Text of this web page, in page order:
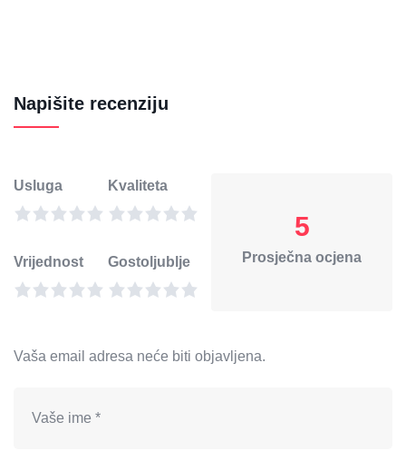
Napišite recenziju
Usluga Kvaliteta
Vrijednost Gostoljublje
5
Prosječna ocjena
Vaša email adresa neće biti objavljena.